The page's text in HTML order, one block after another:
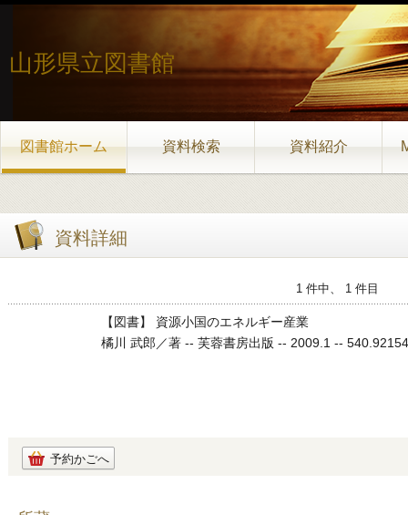
山形県立図書館
図書館ホーム 資料検索 資料紹介
資料詳細
1 件中、 1 件目
【図書】 資源小国のエネルギー産業
橘川 武郎／著 -- 芙蓉書房出版 -- 2009.1 --
予約かごへ